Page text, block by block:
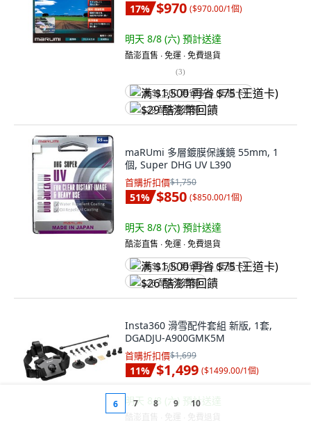
17% $970 ($970.00/1個)
明天 8/8 (六) 預計送達
酷澎直售 ∙ 免運 ∙ 免費退貨
(3)
满 $1,500 再省 $75 (王道卡)
$29 酷澎幣回饋
maRUmi 多層鍍膜保護鏡 55mm, 1
個, Super DHG UV L390
首購折扣價$1,750
51% $850 ($850.00/1個)
明天 8/8 (六) 預計送達
酷澎直售 ∙ 免運 ∙ 免費退貨
满 $1,500 再省 $75 (王道卡)
$26 酷澎幣回饋
Insta360 滑雪配件套組 新版, 1套,
DGADJU-A900GMK5M
首購折扣價$1,699
11% $1,499 ($1499.00/1個)
明天 8/8 (六) 預計送達
酷澎直售 ∙ 免運 ∙ 免費退貨
6 7 8 9 10